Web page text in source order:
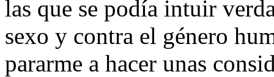
las que se podía intuir
sexo y contra el género
pararme a hacer unas